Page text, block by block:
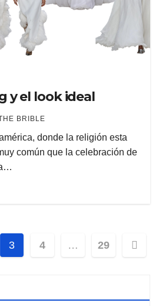
y el look ideal
BRIBLE
donde la religión esta
común que la celebración de
3 4 … 29